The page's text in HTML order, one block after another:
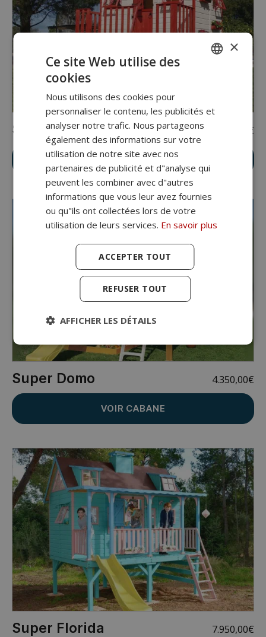
Super Caserio €
VOIR CABANE
Super Domo 4.350,00€
VOIR CABANE
Super Florida 7.950,00€
ITALIANO
×
Ce site Web utilise des
cookies
Nous utilisons des cookies pour
personnaliser le contenu, les publicités et
analyser notre trafic. Nous partageons
également des informations sur votre
utilisation de notre site avec nos
partenaires de publicité et d"analyse qui
peuvent les combiner avec d"autres
informations que vous leur avez fournies
ou qu"ils ont collectées lors de votre
utilisation de leurs services. En savoir plus
ACCEPTER TOUT
REFUSER TOUT
AFFICHER LES DÉTAILS